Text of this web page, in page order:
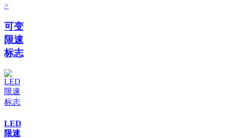
>
可变
限速
标志
LED
限速